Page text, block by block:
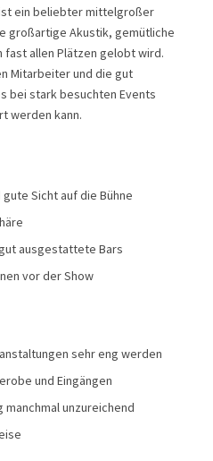
ist ein beliebter mittelgroßer
großartige Akustik, gemütliche
fast allen Plätzen gelobt wird.
Mitarbeiter und die gut
bei stark besuchten Events
werden kann.
Sicht auf die Bühne
ausgestattete Bars
vor der Show
sehr eng werden
und Eingängen
manchmal unzureichend